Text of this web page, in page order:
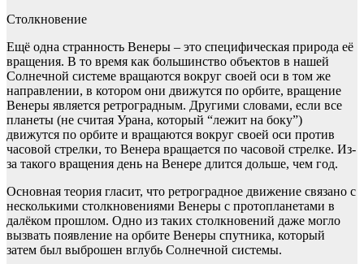
Столкновение
Ещё одна странность Венеры – это специфическая природа её
вращения. В то время как большинство объектов в нашей
Солнечной системе вращаются вокруг своей оси в том же
направлении, в котором они движутся по орбите, вращение
Венеры является ретроградным. Другими словами, если все
планеты (не считая Урана, который “лежит на боку”)
движутся по орбите и вращаются вокруг своей оси против
часовой стрелки, то Венера вращается по часовой стрелке. Из-
за такого вращения день на Венере длится дольше, чем год.
Основная теория гласит, что ретроградное движение связано с
несколькими столкновениями Венеры с протопланетами в
далёком прошлом. Одно из таких столкновений даже могло
вызвать появление на орбите Венеры спутника, который
затем был выброшен вглубь Солнечной системы.